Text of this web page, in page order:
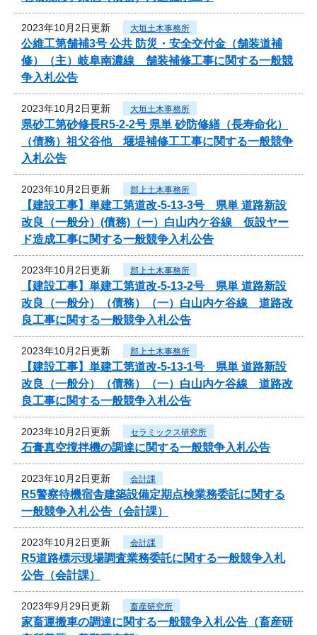
2023年10月2日更新 大垣土木事務所
公維工第舗補3号 公共 防災・安全交付金（舗装道補
修）（主）岐阜南濃線 舗装補修工事に関する一般競
争入札公告
2023年10月2日更新 大垣土木事務所
県砂工第砂修長R5-2-2号 県単 砂防修繕（長寿命化）
（債務）祖父谷他 堰堤補修工工事に関する一般競争
入札公告
2023年10月2日更新 郡上土木事務所
【建設工事】単建工第道改-5-13-3号 県単 道路新設
改良（一般分）(債務)（一）白山内ケ谷線 仮設ヤー
ド造成工事に関する一般競争入札公告
2023年10月2日更新 郡上土木事務所
【建設工事】単建工第道改-5-13-2号 県単 道路新設
改良（一般分）（債務）（一）白山内ケ谷線 道路改
良工事に関する一般競争入札公告
2023年10月2日更新 郡上土木事務所
【建設工事】単建工第道改-5-13-1号 県単 道路新設
改良（一般分）（債務）（一）白山内ケ谷線 道路改
良工事に関する一般競争入札公告
2023年10月2日更新 セラミックス研究所
石膏真空撹拌機の調達に関する一般競争入札公告
2023年10月2日更新 会計課
R5警察待機宿舎建築設備定期点検業務委託に関する
一般競争入札公告（会計課）
2023年10月2日更新 会計課
R5道路標示現場調査業務委託に関する一般競争入札
公告（会計課）
2023年9月29日更新 畜産研究所
家畜運搬車の調達に関する一般競争入札公告（畜産研